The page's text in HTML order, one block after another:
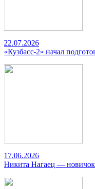
22.07.2026
«Кузбасс-2» начал
17.06.2026
Никита Нагаец — новичок